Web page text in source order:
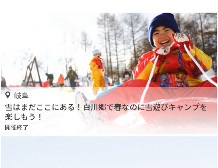
岐阜
雪はまだここにある！白川郷で春なのに雪遊びキャンプを
楽しもう！
開催終了